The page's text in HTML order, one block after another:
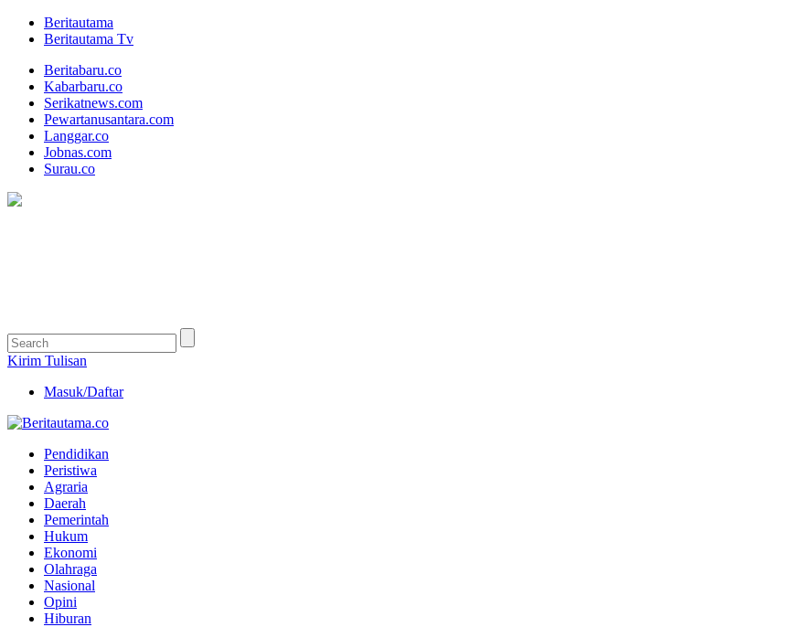
Beritautama
Beritautama Tv
Beritabaru.co
Kabarbaru.co
Serikatnews.com
Pewartanusantara.com
Langgar.co
Jobnas.com
Surau.co
Kirim Tulisan
Masuk/Daftar
Pendidikan
Peristiwa
Agraria
Daerah
Pemerintah
Hukum
Ekonomi
Olahraga
Nasional
Opini
Hiburan